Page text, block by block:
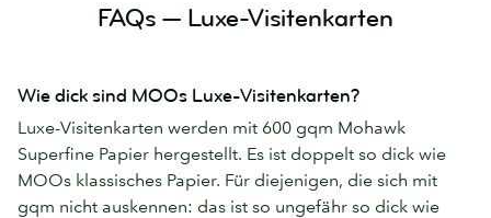
FAQs — Luxe-Visitenkarten
Wie dick sind MOOs Luxe-Visitenkarten?
Luxe-Visitenkarten werden mit 600 gqm Mohawk
Superfine Papier hergestellt. Es ist doppelt so dick wie
MOOs klassisches Papier. Für diejenigen, die sich mit
gqm nicht auskennen: das ist so ungefähr so dick wie